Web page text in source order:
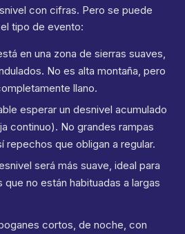
con cifras. Pero se puede
tipo de evento:
en una zona de sierras suaves,
No es alta montaña, pero
llano.
esperar un desnivel acumulado
continuo). No grandes rampas
repechos que obligan a regular.
será más suave, ideal para
no están habituadas a largas
cortos, de noche, con